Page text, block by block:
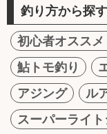
釣り方から探す
初心者オススメ
鮎トモ釣り
アジング
ル
スーパーライ